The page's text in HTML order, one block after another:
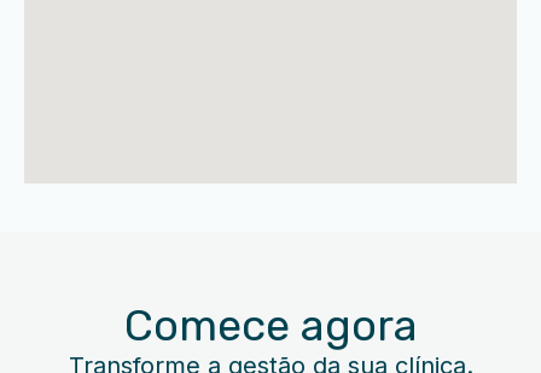
Comece agora
Transforme a gestão da sua clínica.